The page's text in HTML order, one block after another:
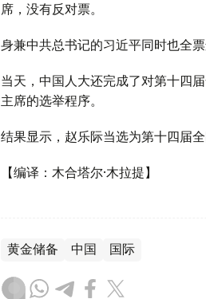
席，没有反对票。
身兼中共总书记的习近平同时也全票
当天，中国人大还完成了对第十四
主席的选举程序。
结果显示，赵乐际当选为第十四届
【编译：木合塔尔·木拉提】
黄金储备 中国 国际